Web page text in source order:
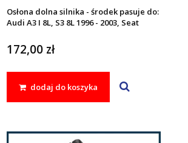
Osłona dolna silnika - środek pasuje do:
Audi A3 I 8L, S3 8L 1996 - 2003, Seat
2004, Skoda OCTAVIA I 1996 - 2010,
Volkswagen BORA 1998 - 2005, GOLF IV
172,00 zł
dodaj do koszyka